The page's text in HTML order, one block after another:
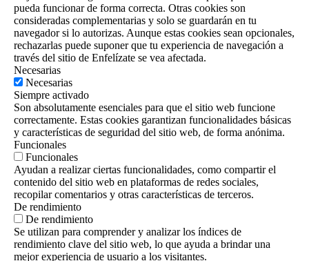
pueda funcionar de forma correcta. Otras cookies son
consideradas complementarias y solo se guardarán en tu
navegador si lo autorizas. Aunque estas cookies sean opcionales,
rechazarlas puede suponer que tu experiencia de navegación a
través del sitio de Enfelízate se vea afectada.
Necesarias
Necesarias
Siempre activado
Son absolutamente esenciales para que el sitio web funcione
correctamente. Estas cookies garantizan funcionalidades básicas
y características de seguridad del sitio web, de forma anónima.
Funcionales
Funcionales
Ayudan a realizar ciertas funcionalidades, como compartir el
contenido del sitio web en plataformas de redes sociales,
recopilar comentarios y otras características de terceros.
De rendimiento
De rendimiento
Se utilizan para comprender y analizar los índices de
rendimiento clave del sitio web, lo que ayuda a brindar una
mejor experiencia de usuario a los visitantes.